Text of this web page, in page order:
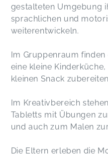
gestalteten Umgebung
sprachlichen und
weiterentwickeln.
Im Gruppenraum
eine kleine
kleinen Snack
Im Kreativbereich
Tabletts mit Übungen
und auch zum Malen
Die Eltern erleben die